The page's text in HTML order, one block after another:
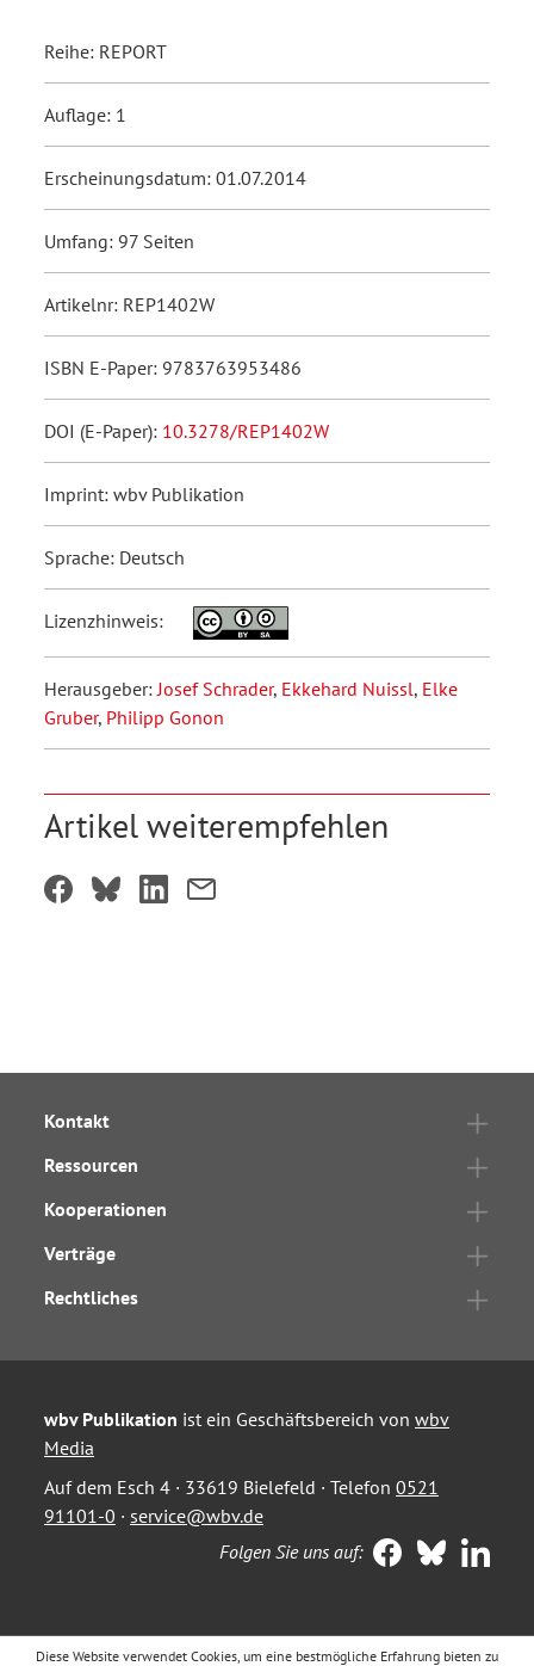
Reihe: REPORT
Auflage: 1
Erscheinungsdatum: 01.07.2014
Umfang: 97 Seiten
Artikelnr: REP1402W
ISBN E-Paper: 9783763953486
DOI (E-Paper): 10.3278/REP1402W
Imprint: wbv Publikation
Sprache: Deutsch
Lizenzhinweis:
Herausgeber: Josef Schrader, Ekkehard Nuissl, Elke
Gruber, Philipp Gonon
Artikel weiterempfehlen
Kontakt
Ressourcen
Kooperationen
Verträge
Rechtliches
wbv Publikation ist ein Geschäftsbereich von wbv
Media
Auf dem Esch 4 · 33619 Bielefeld · Telefon 0521
91101-0 · service@wbv.de
Folgen Sie uns auf:
Diese Website verwendet Cookies, um eine bestmögliche Erfahrung bieten zu